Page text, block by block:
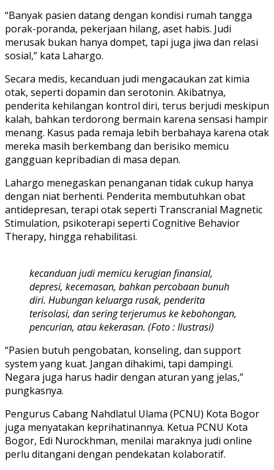
“Banyak pasien datang dengan kondisi rumah tangga
porak-poranda, pekerjaan hilang, aset habis. Judi
merusak bukan hanya dompet, tapi juga jiwa dan relasi
sosial,” kata Lahargo.
Secara medis, kecanduan judi mengacaukan zat kimia
otak, seperti dopamin dan serotonin. Akibatnya,
penderita kehilangan kontrol diri, terus berjudi meskipun
kalah, bahkan terdorong bermain karena sensasi hampir
menang. Kasus pada remaja lebih berbahaya karena otak
mereka masih berkembang dan berisiko memicu
gangguan kepribadian di masa depan.
Lahargo menegaskan penanganan tidak cukup hanya
dengan niat berhenti. Penderita membutuhkan obat
antidepresan, terapi otak seperti Transcranial Magnetic
Stimulation, psikoterapi seperti Cognitive Behavior
Therapy, hingga rehabilitasi.
kecanduan judi memicu kerugian finansial,
depresi, kecemasan, bahkan percobaan bunuh
diri. Hubungan keluarga rusak, penderita
terisolasi, dan sering terjerumus ke kebohongan,
pencurian, atau kekerasan. (Foto : Ilustrasi)
“Pasien butuh pengobatan, konseling, dan support
system yang kuat. Jangan dihakimi, tapi dampingi.
Negara juga harus hadir dengan aturan yang jelas,”
pungkasnya.
Pengurus Cabang Nahdlatul Ulama (PCNU) Kota Bogor
juga menyatakan keprihatinannya. Ketua PCNU Kota
Bogor, Edi Nurockhman, menilai maraknya judi online
perlu ditangani dengan pendekatan kolaboratif.